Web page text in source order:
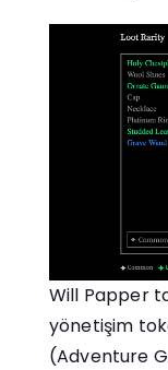
Will Papper
yönetişim
(Adventure